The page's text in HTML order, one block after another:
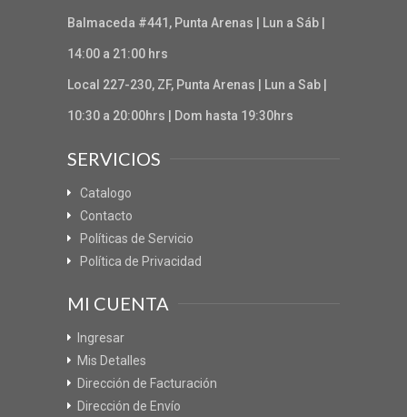
Balmaceda #441, Punta Arenas | Lun a Sáb |
14:00 a 21:00 hrs
Local 227-230, ZF, Punta Arenas | Lun a Sab |
10:30 a 20:00hrs | Dom hasta 19:30hrs
SERVICIOS
Catalogo
Contacto
Políticas de Servicio
Política de Privacidad
MI CUENTA
Ingresar
Mis Detalles
Dirección de Facturación
Dirección de Envío